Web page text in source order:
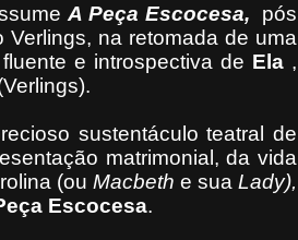
A Peça Escocesa, pós
na retomada de uma
e introspectiva de Ela ,
sustentáculo teatral de
matrimonial, da vida
(ou Macbeth e sua Lady),
Escocesa.